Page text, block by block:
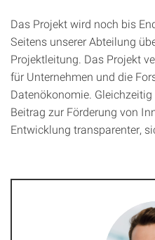
Das Projekt wird noch bis
Seitens unserer Abteilung
Projektleitung. Das Projekt
für Unternehmen und die
Datenökonomie.
Beitrag zur Förderung von
Entwicklung transparenter,